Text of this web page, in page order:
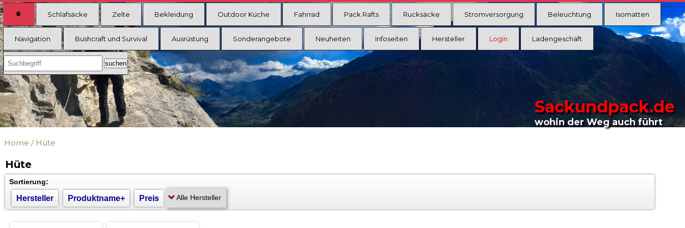
Schlafsäcke Zelte Bekleidung Outdoor Küche Fahrrad Pack Rafts Rucksäcke Stromversorgung Beleuchtung Isomatten
Navigation Bushcraft und Survival Ausrüstung Sonderangebote Neuheiten Infoseiten Hersteller Login Ladengeschäft
Sackundpack.de
wohin der Weg auch führt
Home / Hüte
Hüte
Sortierung:
Hersteller Produktname+ Preis